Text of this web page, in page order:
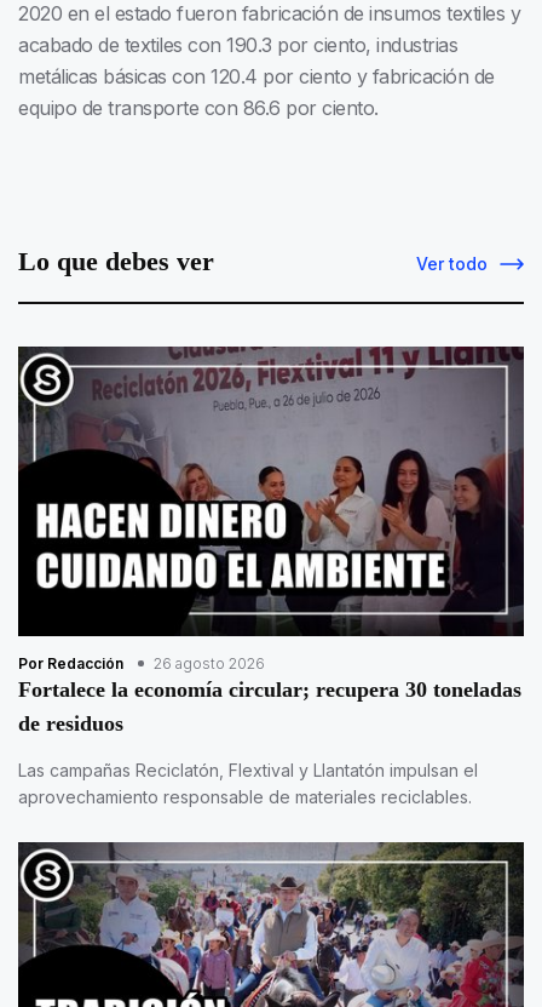
2020 en el estado fueron fabricación de insumos textiles y
acabado de textiles con 190.3 por ciento, industrias
metálicas básicas con 120.4 por ciento y fabricación de
equipo de transporte con 86.6 por ciento.
Lo que debes ver Ver todo
Por Redacción 26 agosto 2026
Fortalece la economía circular; recupera 30 toneladas
de residuos
Las campañas Reciclatón, Flextival y Llantatón impulsan el
aprovechamiento responsable de materiales reciclables.